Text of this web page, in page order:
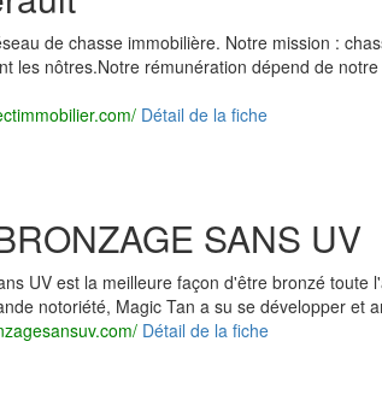
de chasse immobilière. Notre mission :
les nôtres.Notre rémunération dépend de
Détail de la fiche
SANS UV
UV est la meilleure façon d'être bronzé toute
notoriété, Magic Tan a su se développer et
Détail de la fiche